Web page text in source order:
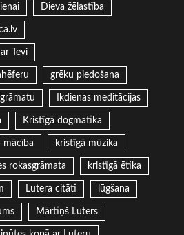
Dieva žēlastība
Tevi
grēku piedošana
Ikdienas meditācijas
Kristīgā dogmatika
mācība kristīgā mūzika
rokasgrāmata kristīgā ētika
Lutera citāti lūgšana
Mārtiņš Luters